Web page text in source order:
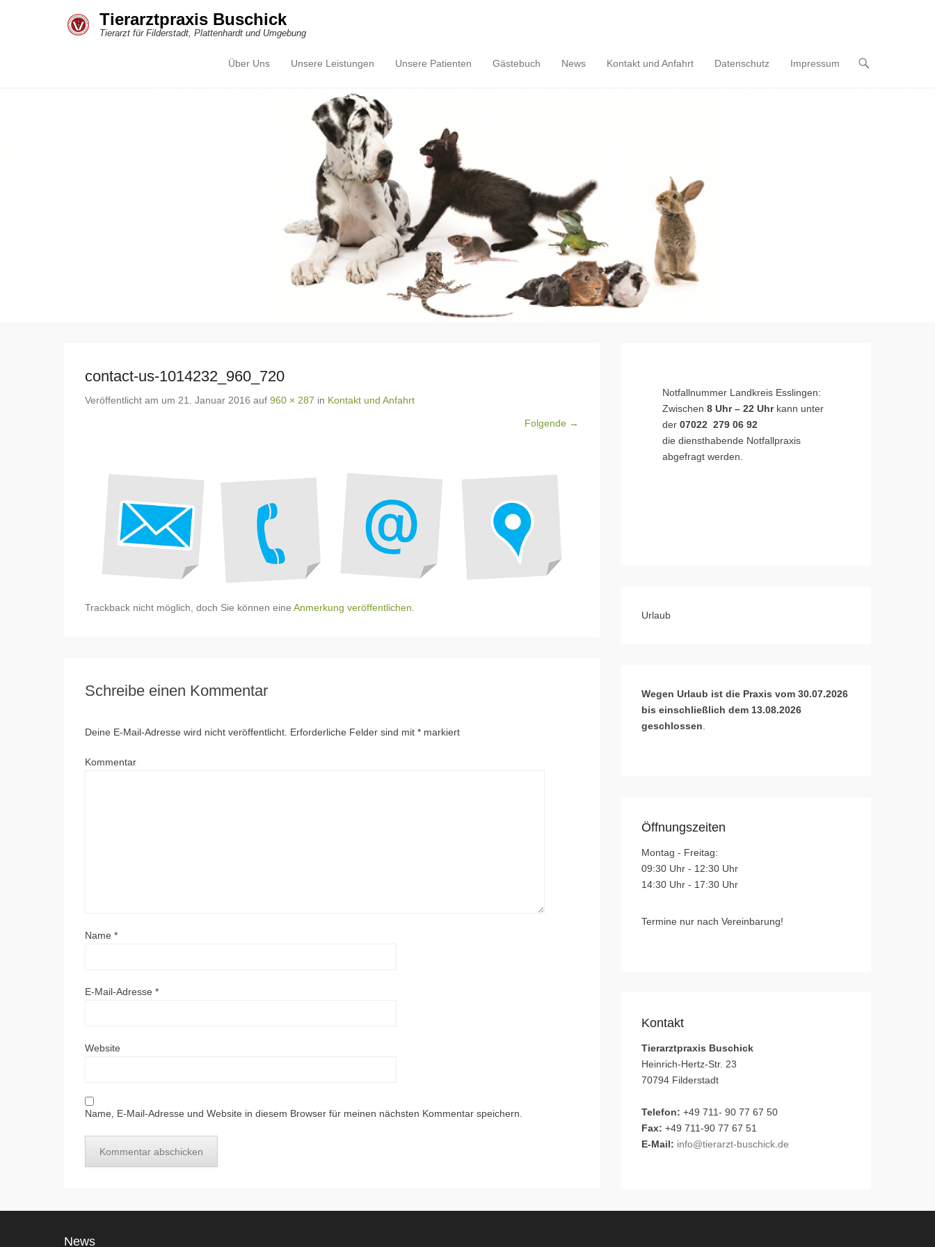
Tierarztpraxis Buschick
Tierarzt für Filderstadt, Plattenhardt und Umgebung
Primärmenü
Zum Inhalt springen
Über Uns Unsere Leistungen Unsere Patienten Gästebuch News Kontakt und Anfahrt Datenschutz Impressum
contact-us-1014232_960_720
Veröffentlicht am um 21. Januar 2016 auf 960 × 287 in Kontakt und Anfahrt
Folgende →
Trackback nicht möglich, doch Sie können eine Anmerkung veröffentlichen.
Schreibe einen Kommentar
Deine E-Mail-Adresse wird nicht veröffentlicht. Erforderliche Felder sind mit * markiert
Kommentar
Name *
E-Mail-Adresse *
Website
Name, E-Mail-Adresse und Website in diesem Browser für meinen nächsten Kommentar speichern.
Notfallnummer Landkreis Esslingen:
Zwischen 8 Uhr – 22 Uhr kann unter
der 07022 279 06 92
die diensthabende Notfallpraxis
abgefragt werden.
Urlaub
Wegen Urlaub ist die Praxis vom 30.07.2026
bis einschließlich dem 13.08.2026
geschlossen
Öffnungszeiten
Montag - Freitag:
09:30 Uhr - 12:30 Uhr
14:30 Uhr - 17:30 Uhr
Termine nur nach Vereinbarung!
Kontakt
Tierarztpraxis Buschick
Heinrich-Hertz-Str. 23
70794 Filderstadt
Telefon: +49 711- 90 77 67 50
Fax: +49 711-90 77 67 51
E-Mail: info@tierarzt-buschick.de
News